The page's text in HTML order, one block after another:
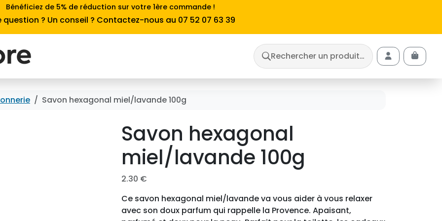
Bénéficiez de 5% de réduction sur votre 1ère commande !
question ? Un conseil ? Contactez-nous au 07 52 07 63 39
Rechercher un produit…
Account
Cart
Savon hexagonal miel/lavande 100g
Savon hexagonal
miel/lavande 100g
2.30 €
Ce savon hexagonal miel/lavande va vous aider à vous relaxer
avec son doux parfum qui rappelle la Provence. Apaisant,